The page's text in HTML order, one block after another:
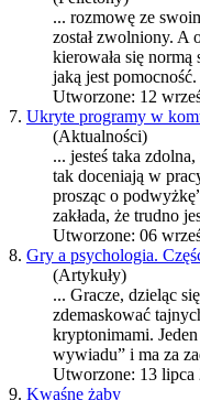
... rozmowę ze
został zwolniony. A
kierowała się normą
jaką jest
Utworzone: 12
7. Ukryte programy w
(Aktualności)
... jesteś taka
tak doceniają w
prosząc o
zakłada, że trudno
Utworzone: 06
8. Gry a psychologia.
(Artykuły)
... Gracze, dzieląc
zdemaskować
kryptonimami.
wywiadu” i ma za
Utworzone: 13 lipca
9. Kwaśne żaby